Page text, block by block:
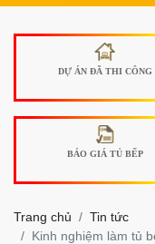
DỰ ÁN ĐÃ THI CÔNG
BÁO GIÁ TỦ BẾP
Trang chủ
Tin tức
Kinh nghiệm làm tủ